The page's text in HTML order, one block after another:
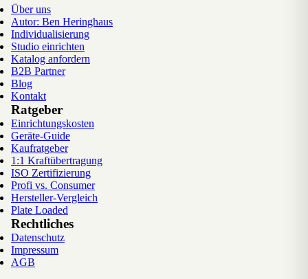
Über uns
Autor: Ben Heringhaus
Individualisierung
Studio einrichten
Katalog anfordern
B2B Partner
Blog
Kontakt
Ratgeber
Einrichtungskosten
Geräte-Guide
Kaufratgeber
1:1 Kraftübertragung
ISO Zertifizierung
Profi vs. Consumer
Hersteller-Vergleich
Plate Loaded
Rechtliches
Datenschutz
Impressum
AGB